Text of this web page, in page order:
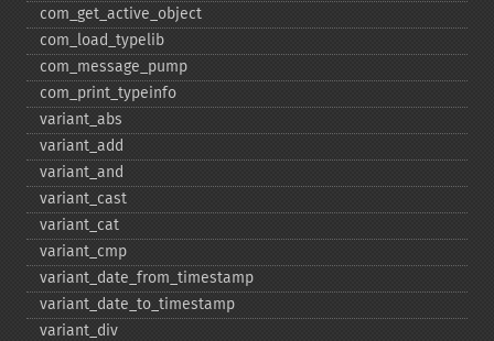
com_​get_​active_​object
com_​load_​typelib
com_​message_​pump
com_​print_​typeinfo
variant_​abs
variant_​add
variant_​and
variant_​cast
variant_​cat
variant_​cmp
variant_​date_​from_​timestamp
variant_​date_​to_​timestamp
variant_​div